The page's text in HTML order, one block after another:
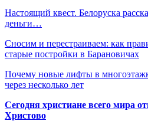
Настоящий квест. Белоруска
деньги…
Сносим и перестраиваем: как
старые постройки в Барановичах
Почему новые лифты в
через несколько лет
Сегодня христиане всего мира
Христово